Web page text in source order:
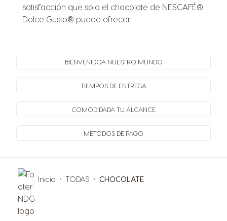
satisfacción que solo el chocolate de NESCAFÉ®
Dolce Gusto® puede ofrecer.
BIENVENIDOA NUESTRO MUNDO
TIEMPOS DE ENTREGA
COMODIDADA TU ALCANCE
METODOS DE PAGO
Inicio TODAS CHOCOLATE